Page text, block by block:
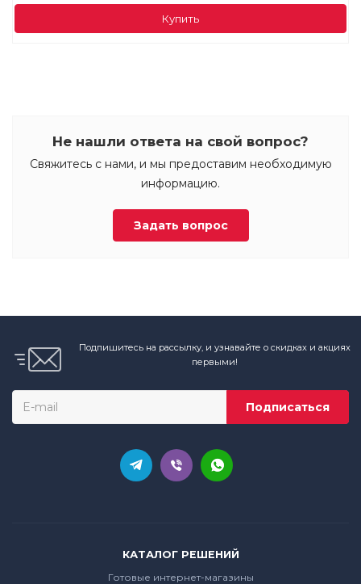
Купить
Не нашли ответа на свой вопрос?
Свяжитесь с нами, и мы предоставим необходимую
информацию.
Задать вопрос
Подпишитесь на рассылку, и узнавайте о скидках и акциях
первыми!
КАТАЛОГ РЕШЕНИЙ
Готовые интернет-магазины